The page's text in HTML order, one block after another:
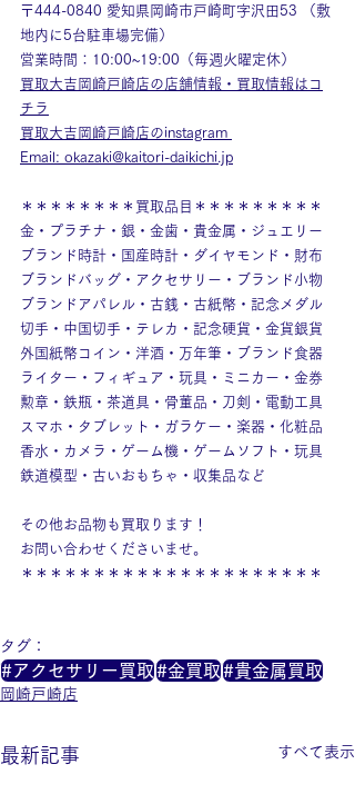
〒444-0840 愛知県岡崎市戸崎町字沢田53 （敷
地内に5台駐車場完備）
営業時間：10:00~19:00（毎週火曜定休）
買取大吉岡崎戸崎店の店舗情報・買取情報はコ
チラ
買取大吉岡崎戸崎店のinstagram
Email: okazaki@kaitori-daikichi.jp
＊＊＊＊＊＊＊＊買取品目＊＊＊＊＊＊＊＊＊
金・プラチナ・銀・金歯・貴金属・ジュエリー
ブランド時計・国産時計・ダイヤモンド・財布
ブランドバッグ・アクセサリー・ブランド小物
ブランドアパレル・古銭・古紙幣・記念メダル
切手・中国切手・テレカ・記念硬貨・金貨銀貨
外国紙幣コイン・洋酒・万年筆・ブランド食器
ライター・フィギュア・玩具・ミニカー・金券
勲章・鉄瓶・茶道具・骨董品・刀剣・電動工具
スマホ・タブレット・ガラケー・楽器・化粧品
香水・カメラ・ゲーム機・ゲームソフト・玩具
鉄道模型・古いおもちゃ・収集品など
その他お品物も買取ります！
お問い合わせくださいませ。
＊＊＊＊＊＊＊＊＊＊＊＊＊＊＊＊＊＊＊＊＊
タグ：
#アクセサリー買取#金買取#貴金属買取
岡崎戸崎店
最新記事 すべて表示